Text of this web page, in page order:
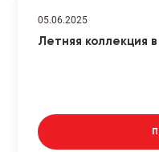
05.06.2025
Летняя коллекция